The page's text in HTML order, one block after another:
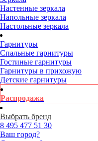
Настенные зеркала
Напольные зеркала
Настольные зеркала
Гарнитуры
Спальные гарнитуры
Гостиные гарнитуры
Гарнитуры в прихожую
Детские гарнитуры
Распродажа
Выбрать бренд
8 495 477 51 30
Ваш город?